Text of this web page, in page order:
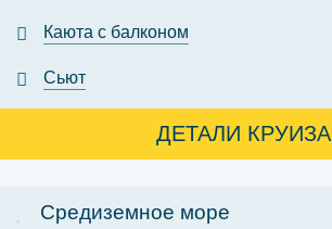
Каюта с балконом
Сьют
ДЕТАЛИ КРУИЗА
Средиземное море